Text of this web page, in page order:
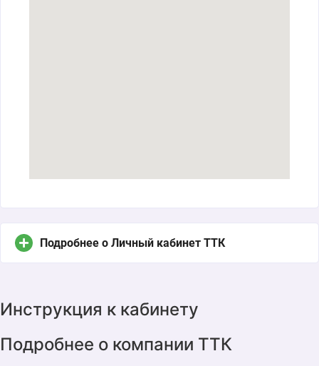
Подробнее о Личный кабинет ТТК
войти в свой личный кабинет, чтобы управлять
дополнительной информации. В этой статье мы
Инструкция к кабинету
Подробнее о компании ТТК